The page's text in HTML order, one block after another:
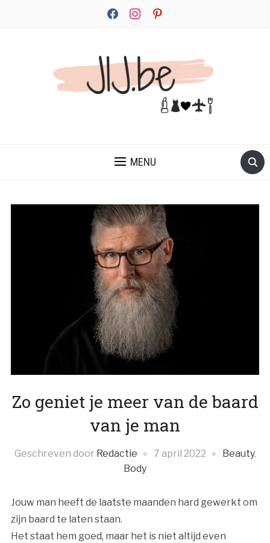
facebookinstagrampinterest
MENU
Zo geniet je meer van de baard
van je man
Geschreven door Redactie 7 april 2022 Beauty,
Body
Jouw man heeft de laatste maanden hard gewerkt om
zijn baard te laten staan.
Het staat hem goed, maar het is niet altijd even